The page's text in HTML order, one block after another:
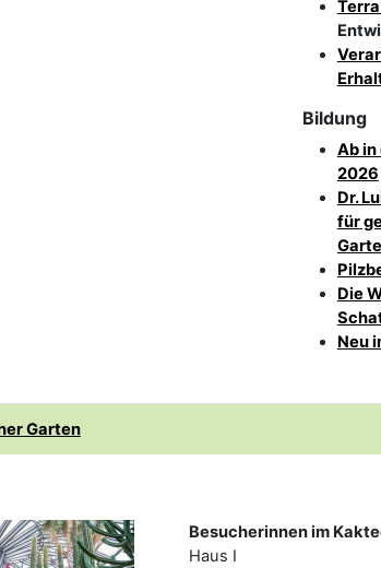
Bildung
Ab in
2026
Dr.
für
Die
Neu
Garten
Besucherinnen im
Haus I